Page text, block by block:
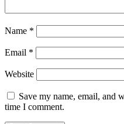
Name *
Email *
Website
Save my name, email, and
time I comment.